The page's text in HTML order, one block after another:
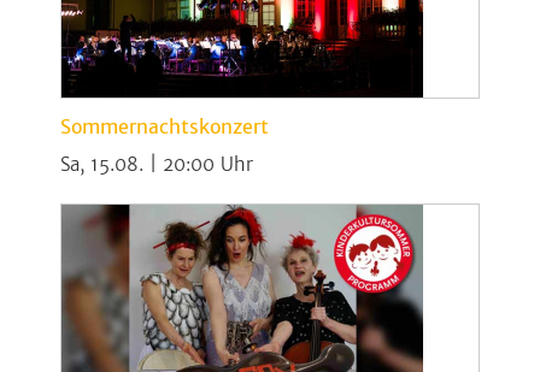
Sommernachtskonzert
Sa, 15.08. | 20:00